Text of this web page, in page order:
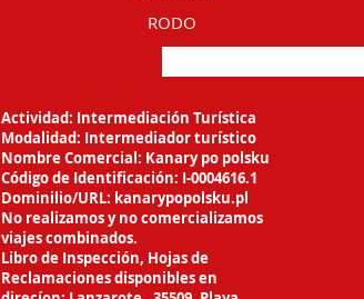
RODO
Actividad: Intermediación Turística
Modalidad: Intermediador turístico
Nombre Comercial: Kanary po polsku
Código de Identificación: I-0004616.1
Dominilio/URL: kanarypopolsku.pl
No realizamos y no comercializamos
viajescombinados.
Libro de Inspección, Hojas de
Reclamacionesdisponibles en